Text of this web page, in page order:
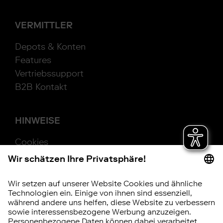
VERMITTLER
Depots & Konten
Features
Vertriebssupport
B2B Kontakt
HINWEISE
Cookies
Beschwerde
Hinweisgebersystem
Vertrag widerrufen